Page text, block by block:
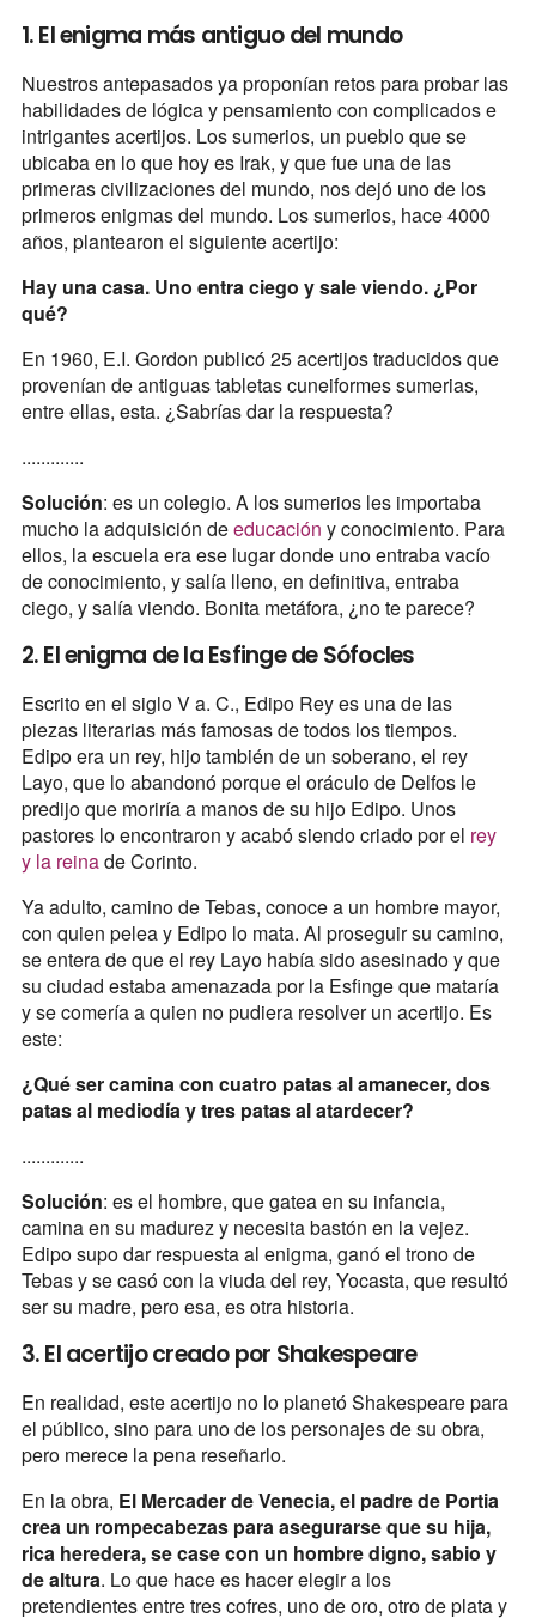
1. El enigma más antiguo del mundo
Nuestros antepasados ya proponían retos para probar las
habilidades de lógica y pensamiento con complicados e
intrigantes acertijos. Los sumerios, un pueblo que se
ubicaba en lo que hoy es Irak, y que fue una de las
primeras civilizaciones del mundo, nos dejó uno de los
primeros enigmas del mundo. Los sumerios, hace 4000
años, plantearon el siguiente acertijo:
Hay una casa. Uno entra ciego y sale viendo. ¿Por
qué?
En 1960, E.I. Gordon publicó 25 acertijos traducidos que
provenían de antiguas tabletas cuneiformes sumerias,
entre ellas, esta. ¿Sabrías dar la respuesta?
.............
Solución: es un colegio. A los sumerios les importaba
mucho la adquisición deeducación y conocimiento. Para
ellos, la escuela era ese lugar donde uno entraba vacío
de conocimiento, y salía lleno, en definitiva, entraba
ciego, y salía viendo. Bonita metáfora, ¿no te parece?
2. El enigma de la Esfinge de Sófocles
Escrito en el siglo V a. C., Edipo Rey es una de las
piezas literarias más famosas de todos los tiempos.
Edipo era un rey, hijo también de un soberano, el rey
Layo, que lo abandonó porque el oráculo de Delfos le
predijo que moriría a manos de su hijo Edipo. Unos
pastores lo encontraron y acabó siendo criado por el rey
y la reinade Corinto.
Ya adulto, camino de Tebas, conoce a un hombre mayor,
con quien pelea y Edipo lo mata. Al proseguir su camino,
se entera de que el rey Layo había sido asesinado y que
su ciudad estaba amenazada por la Esfinge que mataría
y se comería a quien no pudiera resolver un acertijo. Es
este:
¿Qué ser camina con cuatro patas al amanecer, dos
patas al mediodía y tres patas al atardecer?
.............
Solución: es el hombre, que gatea en su infancia,
camina en su madurez y necesita bastón en la vejez.
Edipo supo dar respuesta al enigma, ganó el trono de
Tebas y se casó con la viuda del rey, Yocasta, que resultó
ser su madre, pero esa, es otra historia.
3. El acertijo creado por Shakespeare
En realidad, este acertijo no lo planetó Shakespeare para
el público, sino para uno de los personajes de su obra,
pero merece la pena reseñarlo.
En la obra, El Mercader de Venecia, el padre de Portia
crea un rompecabezas para asegurarse que su hija,
rica heredera, se case con un hombre digno, sabio y
de altura. Lo que hace es hacer elegir a los
pretendientes entre tres cofres, uno de oro, otro de plata y